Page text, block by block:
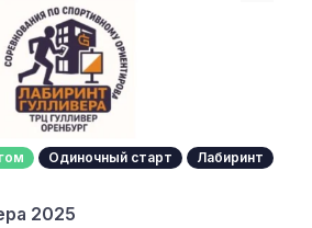
Одиночный старт Лабиринт
2025